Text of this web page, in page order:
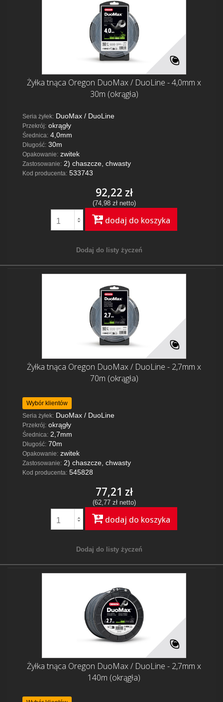
Żyłka tnąca Oregon DuoMax / DuoLine - 4,0mm x
30m (okrągła)
Seria żyłek: DuoMax / DuoLine
Przekrój: okrągły
Średnica: 4,0mm
Długość: 30m
Opakowanie: zwitek
Zastosowanie: 2) chaszcze, chwasty
Kod producenta: 533743
92,22 zł
(74,98 zł netto)
dodaj do koszyka
Dodaj do listy życzeń
Żyłka tnąca Oregon DuoMax / DuoLine - 2,7mm x
70m (okrągła)
Wybór klientów
Seria żyłek: DuoMax / DuoLine
Przekrój: okrągły
Średnica: 2,7mm
Długość: 70m
Opakowanie: zwitek
Zastosowanie: 2) chaszcze, chwasty
Kod producenta: 545828
77,21 zł
(62,77 zł netto)
dodaj do koszyka
Dodaj do listy życzeń
Żyłka tnąca Oregon DuoMax / DuoLine - 2,7mm x
140m (okrągła)